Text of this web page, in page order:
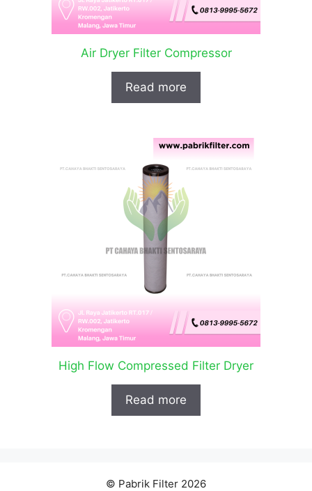
Air Dryer Filter Compressor
Read more
High Flow Compressed Filter Dryer
Read more
© Pabrik Filter 2026